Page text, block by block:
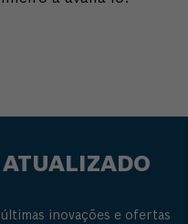
inovações e ofertas